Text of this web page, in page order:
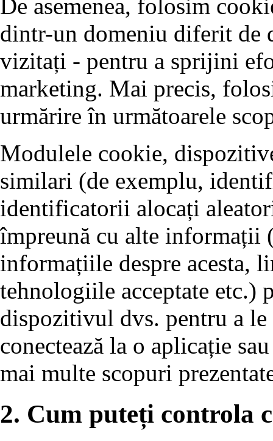
De asemenea, folosim
dintr-un domeniu diferit de
vizitați - pentru a sprijini
marketing. Mai precis,
urmărire în următoarele
Modulele cookie,
similari (de exemplu,
identificatorii alocați
împreună cu alte informații
informațiile despre acesta,
tehnologiile acceptate etc.)
dispozitivul dvs. pentru a le
conectează la o aplicație
mai multe scopuri
2. Cum puteți controla